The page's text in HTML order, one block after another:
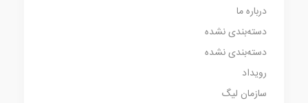
درباره ما
دسته‌بندی نشده
دسته‌بندی نشده
رویداد
سازمان لیگ